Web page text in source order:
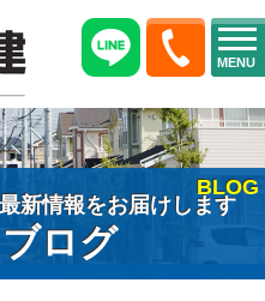
MENU
新情報をお届けします
ログ
BLOG